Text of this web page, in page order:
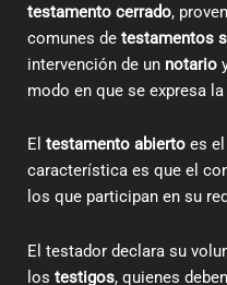
testamento cerrado,
comunes de testamentos
intervención de un notario
modo en que se expresa
El testamento abierto es
característica es que el
los que participan en su
El testador declara su
los testigos, quienes